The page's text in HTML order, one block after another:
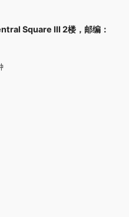
Square III 2楼，邮编：